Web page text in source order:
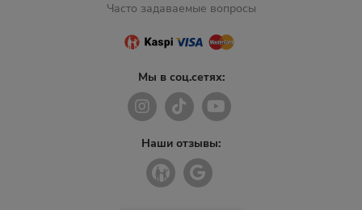
Часто задаваемые вопросы
Мы в соц.сетях:
Наши отзывы: